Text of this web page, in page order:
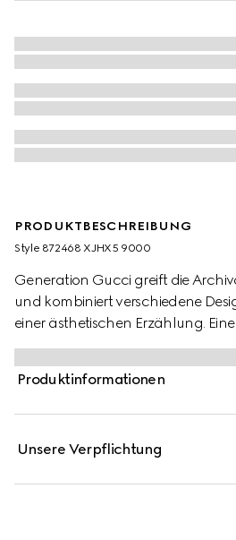
PRODUKTBESCHREIBUNG
Style ‎872468 XJHX5 9000
Generation Gucci greift die
und kombiniert verschiedene
einer ästhetischen Erzählung.
Interpretation des Web verziert
Konfektionskleidung, die edle
zeitgenössische Details hervorhebt.
Produktinformationen
Unsere Verpflichtung